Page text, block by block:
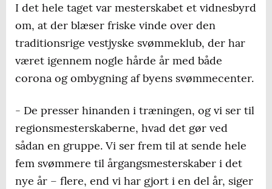
I det hele taget var mesterskabet et vidnesbyrd
om, at der blæser friske vinde over den
traditionsrige vestjyske svømmeklub, der har
været igennem nogle hårde år med både
corona og ombygning af byens svømmecenter.
- De presser hinanden i træningen, og vi ser til
regionsmesterskaberne, hvad det gør ved
sådan en gruppe. Vi ser frem til at sende hele
fem svømmere til årgangsmesterskaber i det
nye år – flere, end vi har gjort i en del år, siger